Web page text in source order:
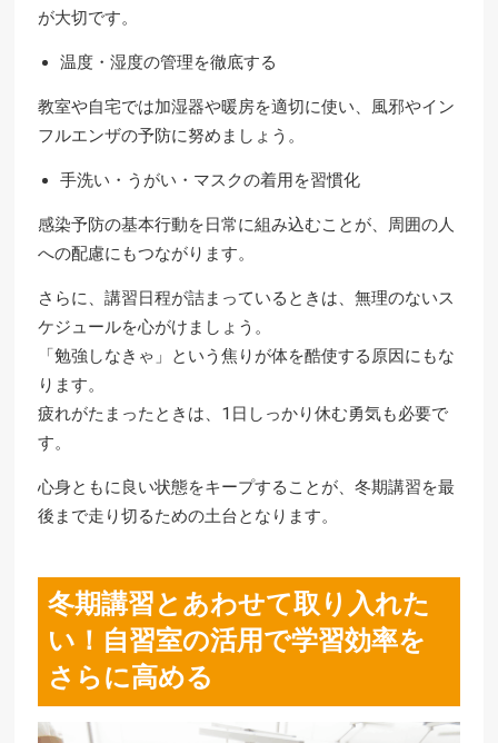
が大切です。
温度・湿度の管理を徹底する
教室や自宅では加湿器や暖房を適切に使い、風邪やイン
フルエンザの予防に努めましょう。
手洗い・うがい・マスクの着用を習慣化
感染予防の基本行動を日常に組み込むことが、周囲の人
への配慮にもつながります。
さらに、講習日程が詰まっているときは、無理のないス
ケジュールを心がけましょう。
「勉強しなきゃ」という焦りが体を酷使する原因にもな
ります。
疲れがたまったときは、1日しっかり休む勇気も必要で
す。
心身ともに良い状態をキープすることが、冬期講習を最
後まで走り切るための土台となります。
冬期講習とあわせて取り入れた
い！自習室の活用で学習効率を
さらに高める